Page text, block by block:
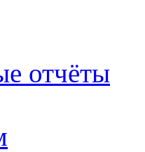
отчёты